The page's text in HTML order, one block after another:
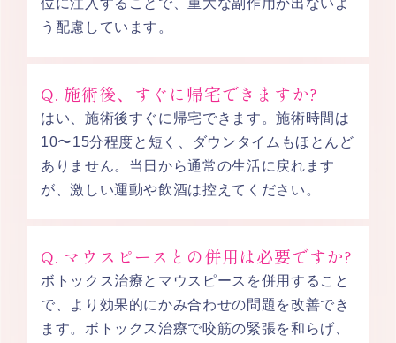
う配慮しています。
Q. 施術後、すぐに帰宅できますか?
はい、施術後すぐに帰宅できます。施術時間は
10〜15分程度と短く、ダウンタイムもほとんど
ありません。当日から通常の生活に戻れます
が、激しい運動や飲酒は控えてください。
Q. マウスピースとの併用は必要ですか?
ボトックス治療とマウスピースを併用すること
で、より効果的にかみ合わせの問題を改善でき
ます。ボトックス治療で咬筋の緊張を和らげ、